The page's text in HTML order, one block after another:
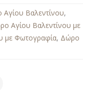
Βαλεντίνου,
Αγίου Βαλεντίνου με
με Φωτογραφία, Δώρο